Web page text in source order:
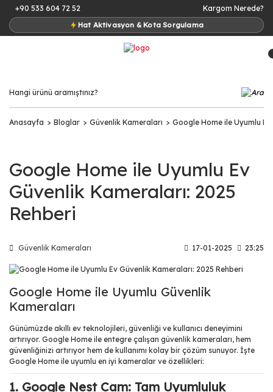
+90 533 604 72 52
Hat Aktivasyon & Kota Sorgulama
Kargom Nerede?
Anasayfa Bloglar Güvenlik Kameraları Google Home ile Uyumlu
Google Home ile Uyumlu Ev
Güvenlik Kameraları: 2025
Rehberi
Güvenlik Kameraları 17-01-2025 23:25
Google Home ile Uyumlu Güvenlik
Kameraları
Günümüzde akıllı ev teknolojileri, güvenliği ve kullanıcı deneyimini
artırıyor. Google Home ile entegre çalışan güvenlik kameraları, hem
güvenliğinizi artırıyor hem de kullanımı kolay bir çözüm sunuyor. İşte
Google Home ile uyumlu en iyi kameralar ve özellikleri:
1. Google Nest Cam: Tam Uyumluluk